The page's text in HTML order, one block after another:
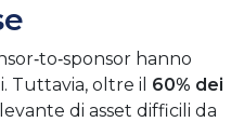
hanno
Tuttavia, oltre il 60% dei
di asset difficili da